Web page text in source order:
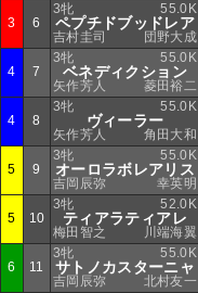
3 6
55.0K
3牝
ペプチドブッドレア
吉村圭司 団野大成
4 7
55.0K
3牝
ベネディクション
矢作芳人 菱田裕二
4 8
55.0K
3牝
ヴィーラー
矢作芳人 角田大和
5 9
55.0K
3牝
オーロラボレアリス
吉岡辰弥 幸英明
5 10
52.0K
3牝
ティアラティアレ
梅田智之 川端海翼
6 11
55.0K
3牝
サトノカスターニャ
吉岡辰弥 北村友一